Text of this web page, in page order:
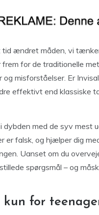
tid ændret måden, vi
for de traditionelle
misforståelser. Er
effektivt end klassiske
dybden med de syv mest
er falsk, og hjælper dig
Uanset om du
spørgsmål – og
kun for